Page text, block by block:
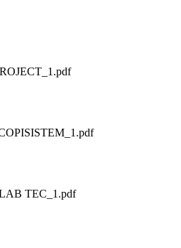
TEC_1.pdf